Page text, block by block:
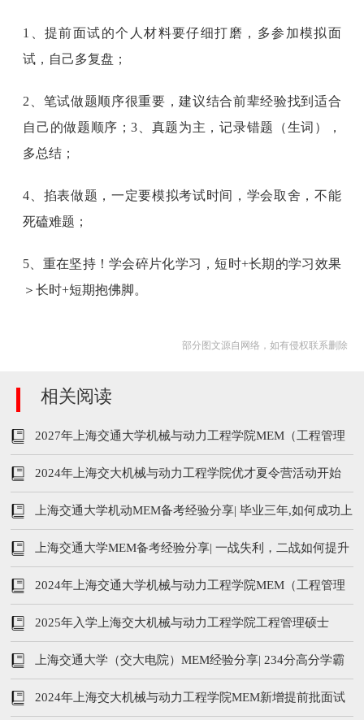
1、提前面试的个人材料要仔细打磨，多参加模拟面
试，自己多复盘；
2、笔试做题顺序很重要，建议结合前辈经验找到适合
自己的做题顺序；3、真题为主，记录错题（生词），
多总结；
4、掐表做题，一定要模拟考试时间，学会取舍，不能
死磕难题；
5、重在坚持！学会碎片化学习，短时+长期的学习效果
＞长时+短期抱佛脚。
部分图文源自网络，如有侵权联系删除
相关阅读
2027年上海交通大学机械与动力工程学院MEM（工程管理
硕士）招生简章
2024年上海交大机械与动力工程学院优才夏令营活动开始
报名
上海交通大学机动MEM备考经验分享| 毕业三年,如何成功上
岸
上海交通大学MEM备考经验分享| 一战失利，二战如何提升
45分？
2024年上海交通大学机械与动力工程学院MEM（工程管理
硕士）招生简章
2025年入学上海交大机械与动力工程学院工程管理硕士
（MEM）招生简章
上海交通大学（交大电院）MEM经验分享| 234分高分学霸
快速上岸交大
2024年上海交大机械与动力工程学院MEM新增提前批面试